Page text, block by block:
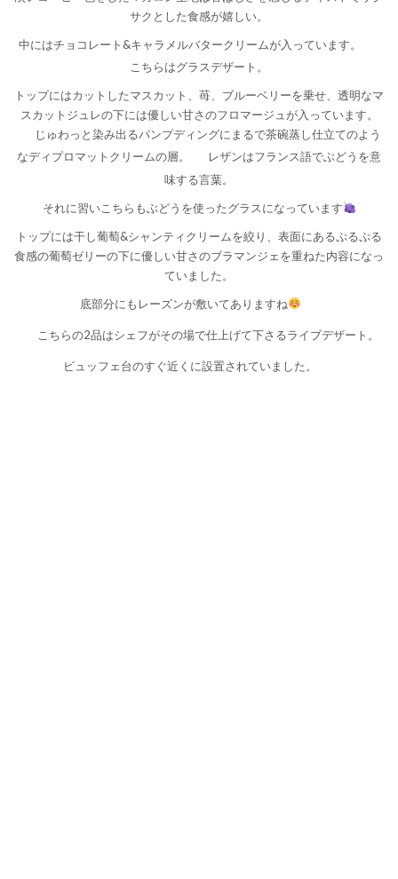
サクとした食感が嬉しい。
中にはチョコレート&キャラメルバタークリームが入っています。
こちらはグラスデザート。
トップにはカットしたマスカット、苺、ブルーベリーを乗せ、透明なマ
スカットジュレの下には優しい甘さのフロマージュが入っています。
じゅわっと染み出るパンプディングにまるで茶碗蒸し仕立てのよう
なディプロマットクリームの層。
レザンはフランス語でぶどうを意
味する言葉。
それに習いこちらもぶどうを使ったグラスになっています
トップには干し葡萄&シャンティクリームを絞り、表面にあるぷるぷる
食感の葡萄ゼリーの下に優しい甘さのブラマンジェを重ねた内容になっ
ていました。
底部分にもレーズンが敷いてありますね
こちらの2品はシェフがその場で仕上げて下さるライブデザート。
ビュッフェ台のすぐ近くに設置されていました。